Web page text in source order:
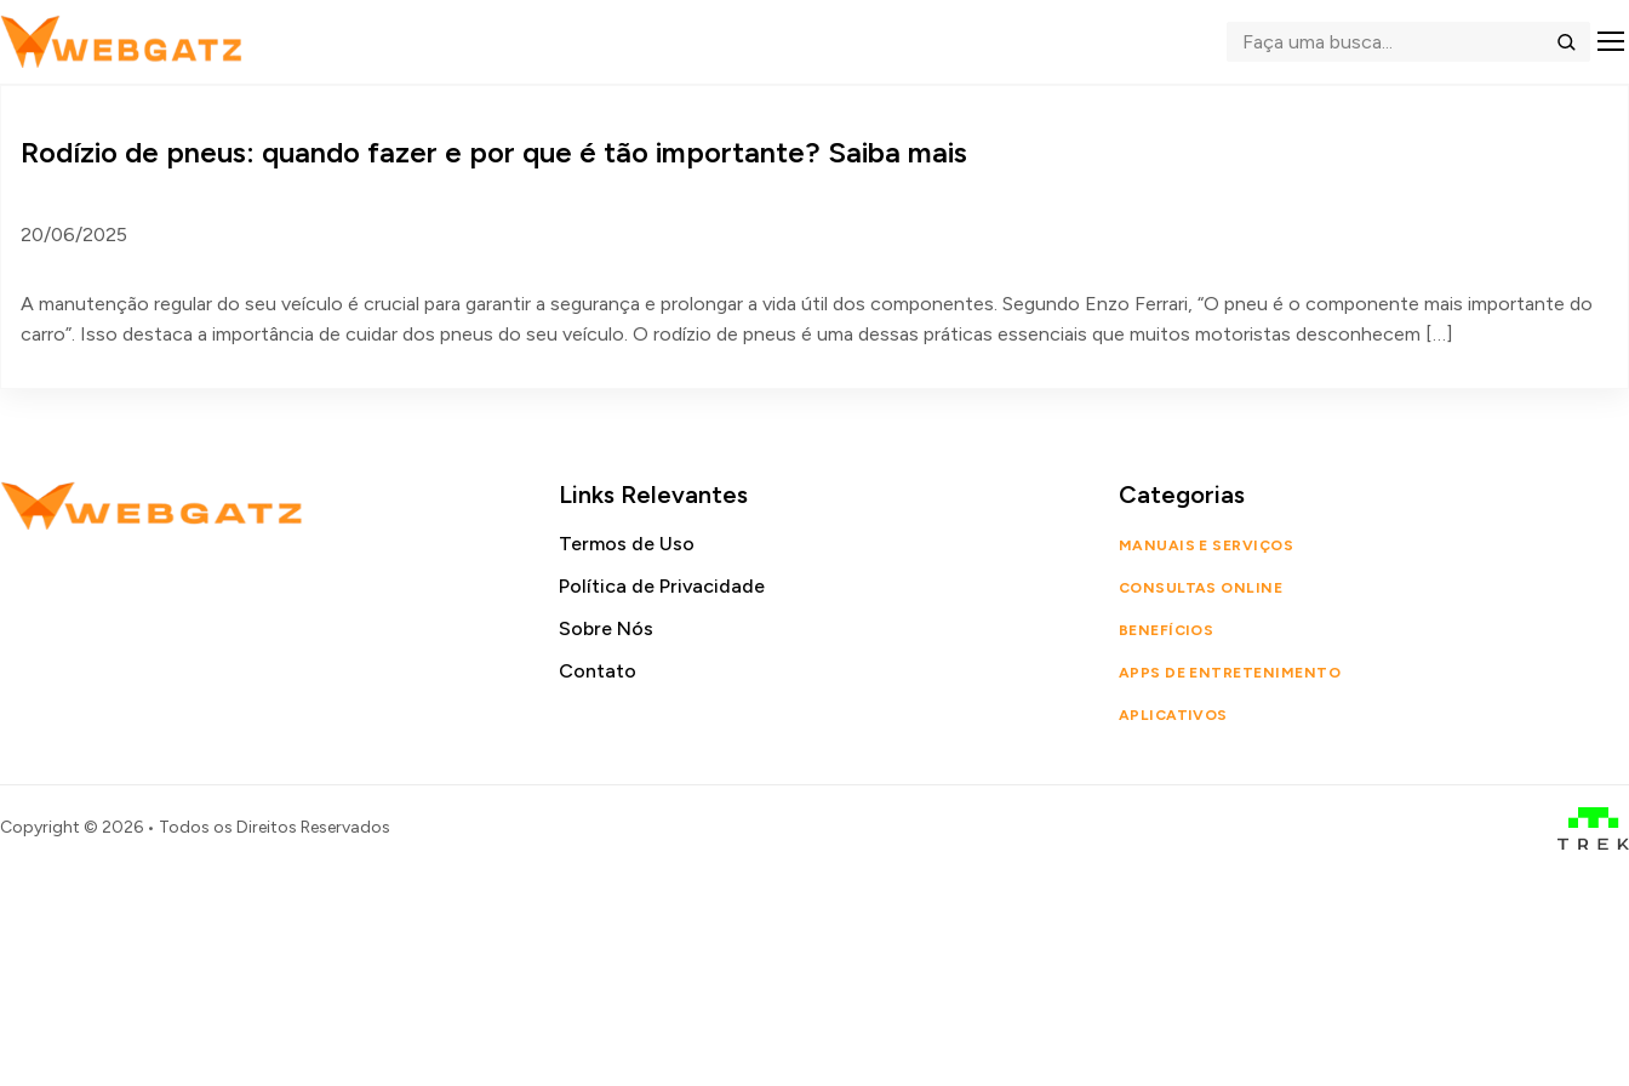
Buscar
Rodízio de pneus: quando fazer e por que é tão importante? Saiba mais
20/06/2025
A manutenção regular do seu veículo é crucial para garantir a segurança e prolongar a vida útil dos componentes. Segundo Enzo Ferrari, “O pneu é o componente mais importante do
carro”. Isso destaca a importância de cuidar dos pneus do seu veículo. O rodízio de pneus é uma dessas práticas essenciais que muitos motoristas desconhecem […]
Links Relevantes
Termos de Uso
Política de Privacidade
Sobre Nós
Contato
Categorias
MANUAIS E SERVIÇOS
CONSULTAS ONLINE
BENEFÍCIOS
APPS DE ENTRETENIMENTO
APLICATIVOS
Copyright © 2026 • Todos os Direitos Reservados